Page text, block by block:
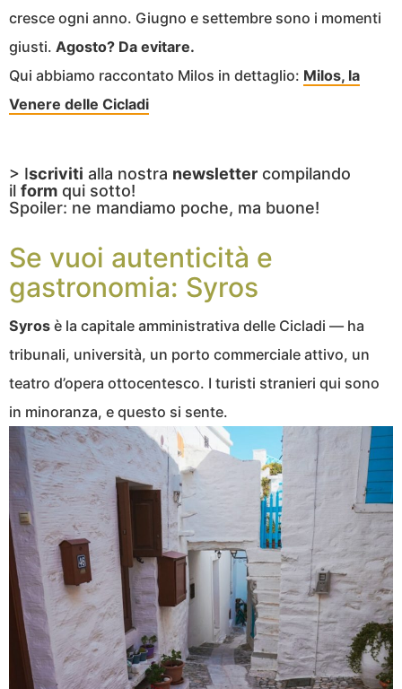
cresce ogni anno. Giugno e settembre sono i momenti
giusti. Agosto? Da evitare.
Qui abbiamo raccontato Milos in dettaglio: Milos, la
Venere delle Cicladi
> Iscriviti alla nostra newsletter compilando
il form qui sotto!
Spoiler: ne mandiamo poche, ma buone!
Se vuoi autenticità e
gastronomia: Syros
Syros è la capitale amministrativa delle Cicladi — ha
tribunali, università, un porto commerciale attivo, un
teatro d’opera ottocentesco. I turisti stranieri qui sono
in minoranza, e questo si sente.